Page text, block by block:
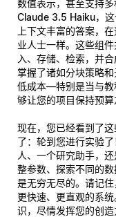
数值表示，甚至支持
Claude 3.5 Haiku，
上下文丰富的答案，
业人士一样。这些组
入、存储、检索，并
掌握了诸如分块策略
低成本—特别是当与教
够让您的项目保持预算
现在，您已经看到了
了：轮到您进行实验
人、一个研究助手，
整参数、探索不同的
是无穷无尽的。请记住
更快速、更直观的系
识，尽情发挥您的创